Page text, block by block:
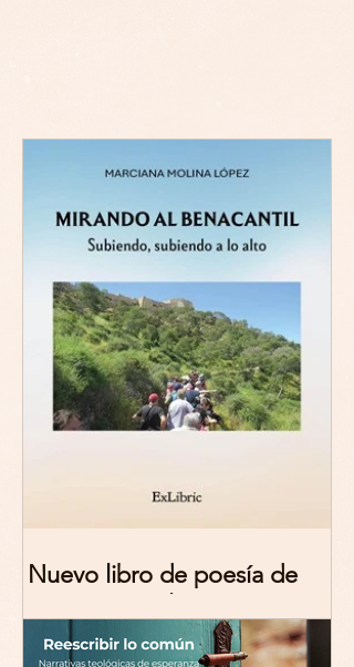
Nuevo libro de poesía de